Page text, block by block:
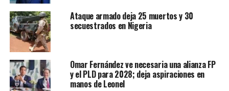
Ataque armado deja 25 muertos y 30
secuestrados en Nigeria
Omar Fernández ve necesaria una alianza FP
y el PLD para 2028; deja aspiraciones en
manos de Leonel